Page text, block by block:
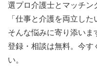
選プロ介護士とマッチン
「仕事と介護を両立し
そんな悩みに寄り添いま
登録・相談は無料。今す
い。